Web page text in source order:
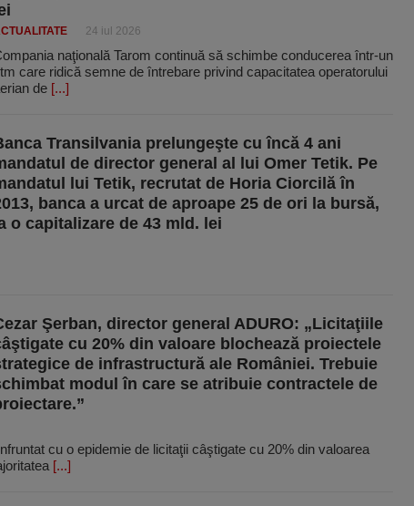
24 iul 2026
naţională Tarom continuă să schimbe conducerea într-un
care ridică semne de întrebare privind capacitatea operatorului
de [...]
Transilvania prelungeşte cu încă 4 ani
de director general al lui Omer Tetik. Pe
lui Tetik, recrutat de Horia Ciorcilă în
banca a urcat de aproape 25 de ori la bursă,
o capitalizare de 43 mld. lei
Şerban, director general ADURO: „Licitaţiile
cu 20% din valoare blochează proiectele
de infrastructură ale României. Trebuie
modul în care se atribuie contractele de
cu o epidemie de licitaţii câştigate cu 20% din valoarea
[...]